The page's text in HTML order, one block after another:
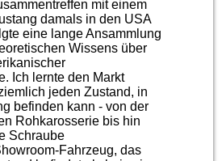
mit einem
damals in den USA
eine lange Ansammlung
Wissens über
Ich lernte den Markt
jeden Zustand, in
befinden kann - von der
Rohkarosserie bis hin
Schraube
Fahrzeug, das